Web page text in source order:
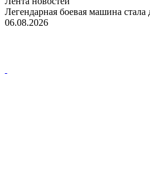
Легендарная боевая машина
06.08.2026